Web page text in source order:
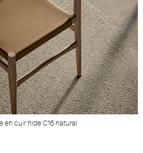
en cuir hide C16 natural